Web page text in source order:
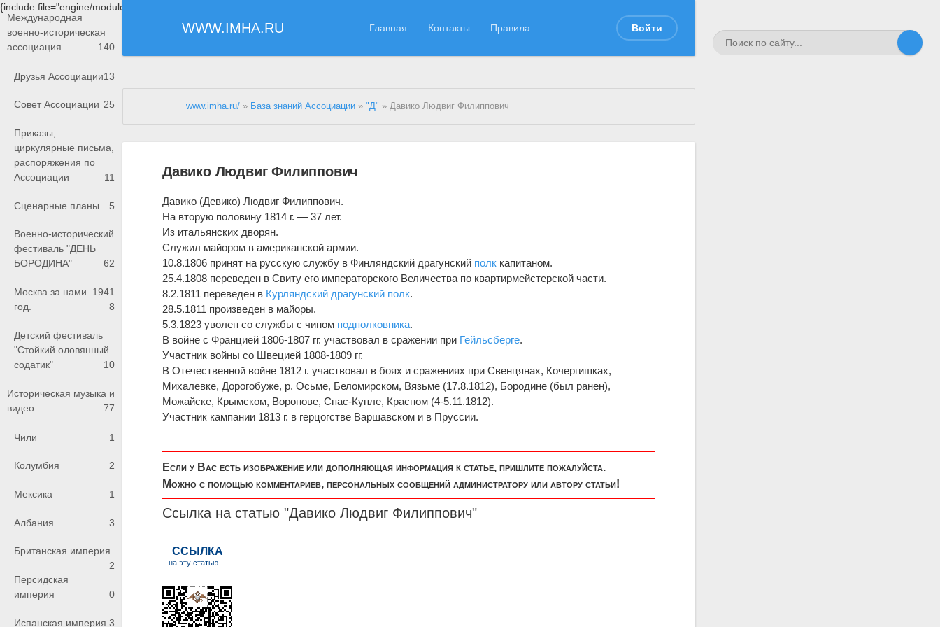
{include file="engine/modules/saperu/head.php"}
WWW.IMHA.RU Главная Контакты Правила Войти
Международная
военно-историческая
ассоциация
140
Друзья Ассоциации13
Совет Ассоциации 25
Приказы,
циркулярные письма,
распоряжения по
Ассоциации
11
Сценарные планы 5
Военно-исторический
фестиваль "ДЕНЬ
БОРОДИНА"
62
Москва за нами. 1941
год.
8
Детский фестиваль
"Стойкий оловянный
содатик"
10
Историческая музыка и
видео
77
Чили 1
Колумбия 2
Мексика 1
Албания 3
Британская империя
2
Персидская
империя
0
Испанская империя 3
www.imha.ru/ » База знаний Ассоциации »"Д" » Давико Людвиг Филиппович
Давико Людвиг Филиппович
Давико (Девико) Людвиг Филиппович.
На вторую половину 1814 г. — 37 лет.
Из итальянских дворян.
Служил майором в американской армии.
10.8.1806 принят на русскую службу в Финляндский драгунский полк капитаном.
25.4.1808 переведен в Свиту его императорского Величества по квартирмейстерской части.
8.2.1811 переведен в Курляндский драгунский полк.
28.5.1811 произведен в майоры.
5.3.1823 уволен со службы с чином подполковника.
В войне с Францией 1806-1807 гг. участвовал в сражении при Гейльсберге.
Участник войны со Швецией 1808-1809 гг.
В Отечественной войне 1812 г. участвовал в боях и сражениях при Свенцянах, Кочергишках,
Михалевке, Дорогобуже, р. Осьме, Беломирском, Вязьме (17.8.1812), Бородине (был ранен),
Можайске, Крымском, Воронове, Спас-Купле, Красном (4-5.11.1812).
Участник кампании 1813 г. в герцогстве Варшавском и в Пруссии.
Если у Вас есть изображение или дополняющая информация к статье, пришлите пожалуйста.
Можно с помощью комментариев, персональных сообщений администратору или автору статьи!
Ссылка на статью "Давико Людвиг Филиппович"